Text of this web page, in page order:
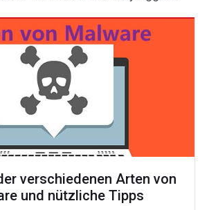
verschiedenen Arten von
und nützliche Tipps